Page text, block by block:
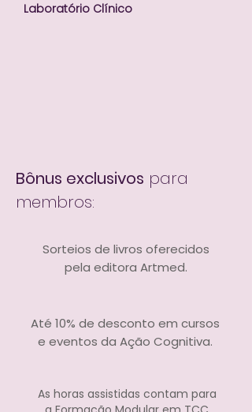
Laboratório Clínico
Bônus exclusivos para
membros:
Sorteios de livros oferecidos
pela editora Artmed.
Até 10% de desconto em cursos
e eventos da Ação Cognitiva.
As horas assistidas contam para